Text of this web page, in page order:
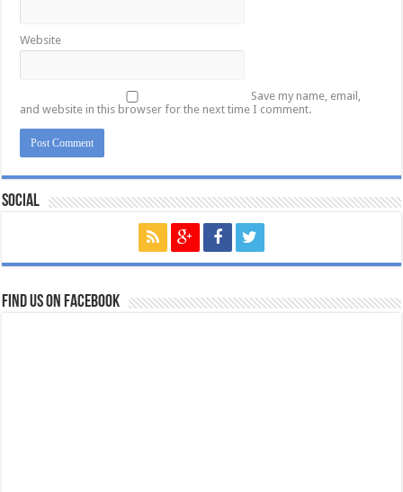
Website
Save my name, email,
and website in this browser for the next time I comment.
Social
Find us on Facebook